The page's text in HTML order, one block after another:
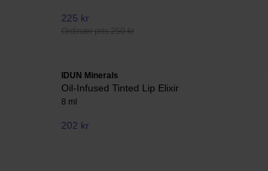
225 kr
Ordinær pris 250 kr
IDUN Minerals
Oil-Infused Tinted Lip Elixir
8 ml
202 kr